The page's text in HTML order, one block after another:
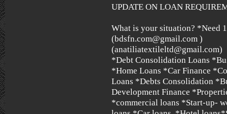
UPDATE ON LOAN
What is your situation? *Need
(bdsfn.com@gmail.com )
(anatiliatextileltd@gmail.com)
*Debt Consolidation Loans
*Home Loans *Car Finance
Loans *Debts Consolidation
Development Finance
*commercial loans *Start-up-